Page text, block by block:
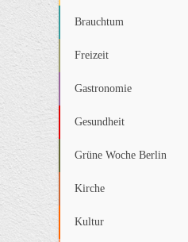
Brauchtum
Freizeit
Gastronomie
Gesundheit
Grüne Woche Berlin
Kirche
Kultur